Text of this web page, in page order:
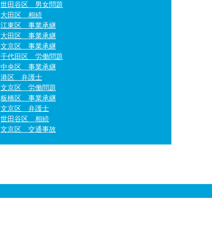
世田谷区 男女問題
大田区 相続
江東区 事業承継
大田区 事業承継
文京区 事業承継
千代田区 労働問題
中央区 事業承継
港区 弁護士
文京区 労働問題
板橋区 事業承継
文京区 弁護士
世田谷区 相続
文京区 交通事故